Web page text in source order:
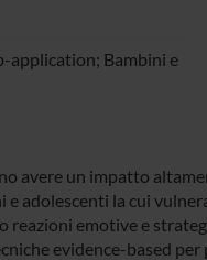
application; Bambini e
avere un impatto
adolescenti la cui
reazioni emotive e
evidence-based per